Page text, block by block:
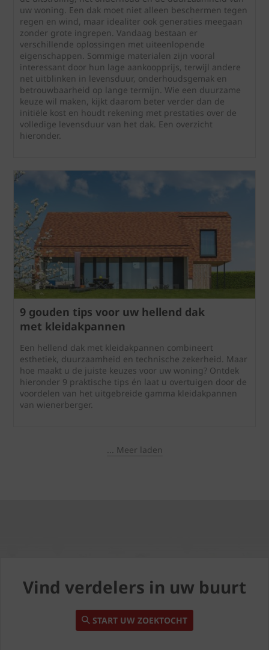
uw woning. Een dak moet niet alleen beschermen tegen
regen en wind, maar idealiter ook generaties meegaan
zonder grote ingrepen. Vandaag bestaan er
verschillende oplossingen met uiteenlopende
eigenschappen. Sommige materialen zijn vooral
interessant door hun lage aankoopprijs, terwijl andere
net uitblinken in levensduur, onderhoudsgemak en
betrouwbaarheid op lange termijn. Wie een duurzame
keuze wil maken, kijkt daarom beter verder dan de
initiële kost en houdt rekening met prestaties over de
volledige levensduur van het dak. Een overzicht
hieronder.
9 gouden tips voor uw hellend dak
met kleidakpannen
Een hellend dak met kleidakpannen combineert
esthetiek, duurzaamheid en technische zekerheid. Maar
hoe maakt u de juiste keuzes voor uw woning? Ontdek
hieronder 9 praktische tips én laat u overtuigen door de
voordelen van het uitgebreide gamma kleidakpannen
van wienerberger.
... Meer laden
Vind verdelers in uw buurt
START UW ZOEKTOCHT